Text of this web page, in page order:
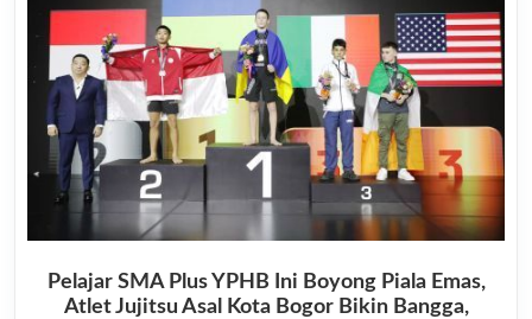
Pelajar SMA Plus YPHB Ini Boyong Piala Emas,
Atlet Jujitsu Asal Kota Bogor Bikin Bangga,